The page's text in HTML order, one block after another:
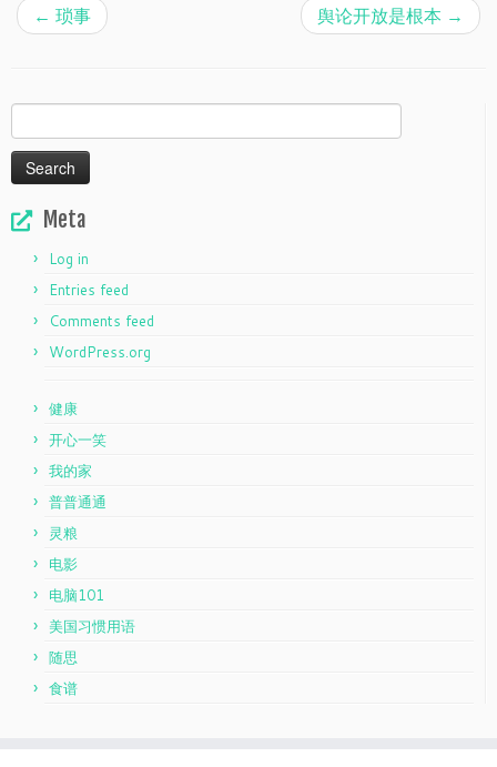
← 琐事 舆论开放是根本 →
for:
Meta
Log in
Entries feed
Comments feed
WordPress.org
健康
开心一笑
我的家
普普通通
灵粮
电影
电脑101
美国习惯用语
随思
食谱